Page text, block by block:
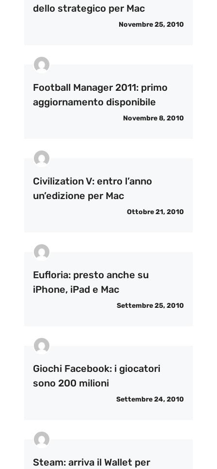
dello strategico per Mac
Novembre 25, 2010
Football Manager 2011: primo
aggiornamento disponibile
Novembre 8, 2010
Civilization V: entro l’anno
un’edizione per Mac
Ottobre 21, 2010
Eufloria: presto anche su
iPhone, iPad e Mac
Settembre 25, 2010
Giochi Facebook: i giocatori
sono 200 milioni
Settembre 24, 2010
Steam: arriva il Wallet per